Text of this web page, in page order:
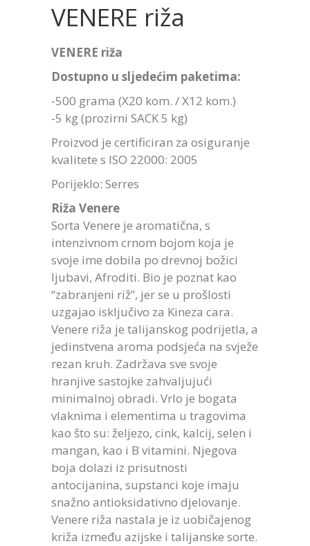
VENERE riža
VENERE riža
Dostupno u sljedećim paketima:
-500 grama (X20 kom. / X12 kom.)
-5 kg (prozirni SACK 5 kg)
Proizvod je certificiran za osiguranje
kvalitete s ISO 22000: 2005
Porijeklo: Serres
Riža Venere
Sorta Venere je aromatična, s
intenzivnom crnom bojom koja je
svoje ime dobila po drevnoj božici
ljubavi, Afroditi. Bio je poznat kao
“zabranjeni riž”, jer se u prošlosti
uzgajao isključivo za Kineza cara.
Venere riža je talijanskog podrijetla, a
jedinstvena aroma podsjeća na svježe
rezan kruh. Zadržava sve svoje
hranjive sastojke zahvaljujući
minimalnoj obradi. Vrlo je bogata
vlaknima i elementima u tragovima
kao što su: željezo, cink, kalcij, selen i
mangan, kao i B vitamini. Njegova
boja dolazi iz prisutnosti
antocijanina, supstanci koje imaju
snažno antioksidativno djelovanje.
Venere riža nastala je iz uobičajenog
križa između azijske i talijanske sorte.